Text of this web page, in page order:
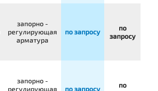
запорно -
регулирующая
арматура
по запросу
по
запросу
запорно -
регулирующая
по запросу
по